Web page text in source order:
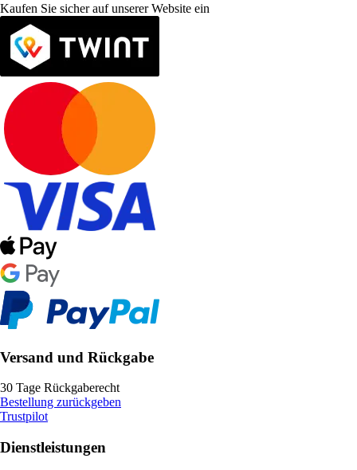
Kaufen Sie sicher auf unserer Website ein
Versand und Rückgabe
30 Tage Rückgaberecht
Bestellung zurückgeben
Trustpilot
Dienstleistungen